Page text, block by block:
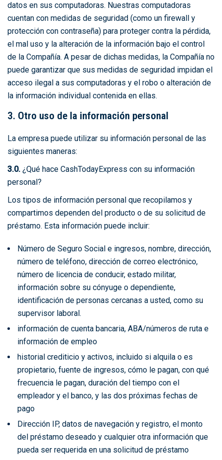
datos en sus computadoras. Nuestras computadoras
cuentan con medidas de seguridad (como un firewall y
protección con contraseña) para proteger contra la pérdida,
el mal uso y la alteración de la información bajo el control
de la Compañía. A pesar de dichas medidas, la Compañía no
puede garantizar que sus medidas de seguridad impidan el
acceso ilegal a sus computadoras y el robo o alteración de
la información individual contenida en ellas.
3. Otro uso de la información personal
La empresa puede utilizar su información personal de las
siguientes maneras:
3.0. ¿Qué hace CashTodayExpress con su información
personal?
Los tipos de información personal que recopilamos y
compartimos dependen del producto o de su solicitud de
préstamo. Esta información puede incluir:
Número de Seguro Social e ingresos, nombre, dirección,
número de teléfono, dirección de correo electrónico,
número de licencia de conducir, estado militar,
información sobre su cónyuge o dependiente,
identificación de personas cercanas a usted, como su
supervisor laboral.
información de cuenta bancaria, ABA/números de ruta e
información de empleo
historial crediticio y activos, incluido si alquila o es
propietario, fuente de ingresos, cómo le pagan, con qué
frecuencia le pagan, duración del tiempo con el
empleador y el banco, y las dos próximas fechas de
pago
Dirección IP, datos de navegación y registro, el monto
del préstamo deseado y cualquier otra información que
pueda ser requerida en una solicitud de préstamo